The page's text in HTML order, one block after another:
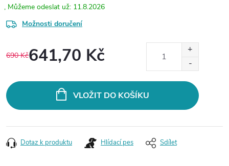
11.8.2026
Možnosti doručení
690 Kč641,70 Kč
VLOŽIT DO KOŠÍKU
Dotaz k produktu Hlídací pes Sdílet